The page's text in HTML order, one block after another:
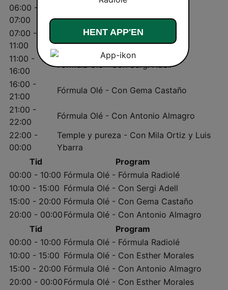
06:00 -
07:00
07:00 -
11:00
Café Olé - Con Joaquín Hurtado
11:00 -
16:00
Fórmula Olé - Con Sergi Adell
16:00 -
21:00
Fórmula Olé - Con Gema Castaño
21:00 -
22:00
Fórmula Olé - Con Antonio Almagro
22:00 -
00:00
Temple y pureza - Con Mila Ortiz y Luis
Ybarra
Tid
Program
00:00 - 10:00 Fórmula Olé - Fórmula Radiolé
10:00 - 15:00 Fórmula Olé - Con Sergi Adell
15:00 - 20:00 Fórmula Olé - Con Gema Castaño
20:00 - 00:00 Fórmula Olé - Con Antonio Almagro
Tid
Program
00:00 - 10:00 Fórmula Olé - Fórmula Radiolé
10:00 - 15:00 Fórmula Olé - Con Esther Morales
15:00 - 20:00 Fórmula Olé - Con Antonio Almagro
20:00 - 00:00 Fórmula Olé - Con Esther Morales
HENT APP'EN